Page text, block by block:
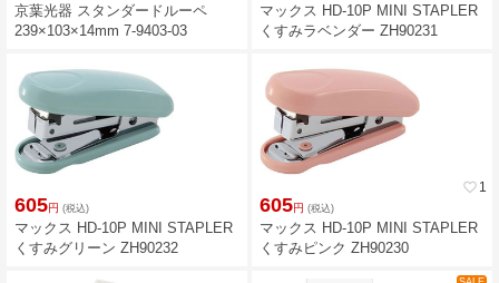
京葉光器 スタンダードルーペ
239×103×14mm 7-9403-03
マックス HD-10P MINI STAPLER
くすみラベンダー ZH90231
605円 (税込)
マックス HD-10P MINI STAPLER
くすみグリーン ZH90232
favorite_border 1
605円 (税込)
マックス HD-10P MINI STAPLER
くすみピンク ZH90230